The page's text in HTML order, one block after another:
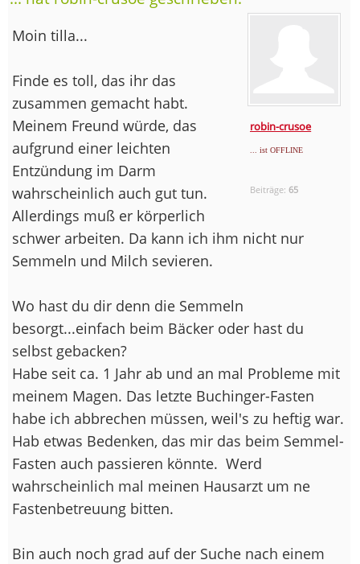
robin-crusoe
... ist OFFLINE
Beiträge:65
Moin tilla...
Finde es toll, das ihr das
zusammen gemacht habt.
Meinem Freund würde, das
aufgrund einer leichten
Entzündung im Darm
wahrscheinlich auch gut tun.
Allerdings muß er körperlich
schwer arbeiten. Da kann ich ihm nicht nur
Semmeln und Milch sevieren.
Wo hast du dir denn die Semmeln
besorgt...einfach beim Bäcker oder hast du
selbst gebacken?
Habe seit ca. 1 Jahr ab und an mal Probleme mit
meinem Magen. Das letzte Buchinger-Fasten
habe ich abbrechen müssen, weil's zu heftig war.
Hab etwas Bedenken, das mir das beim Semmel-
Fasten auch passieren könnte. Werd
wahrscheinlich mal meinen Hausarzt um ne
Fastenbetreuung bitten.
Bin auch noch grad auf der Suche nach einem